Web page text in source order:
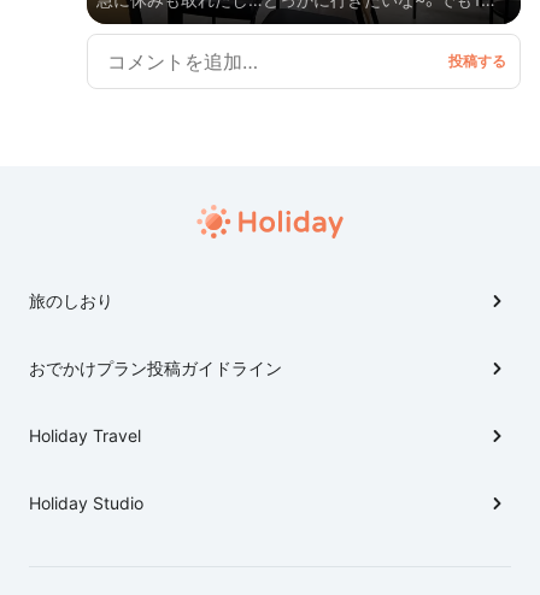
だから遠出はしたくないな~。そうだ- ̗̀ 💡 ̖́-富士山を見
ながらゆっくりしよう☺️（行程表あり）
旅のしおり
おでかけプラン投稿ガイドライン
Holiday Travel
Holiday Studio